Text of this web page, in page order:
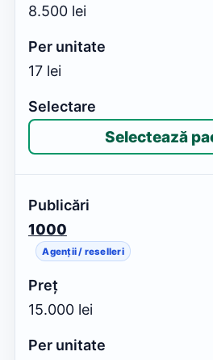
8.500 lei
17 lei
Selectează
1000
Agenții / reselleri
15.000 lei